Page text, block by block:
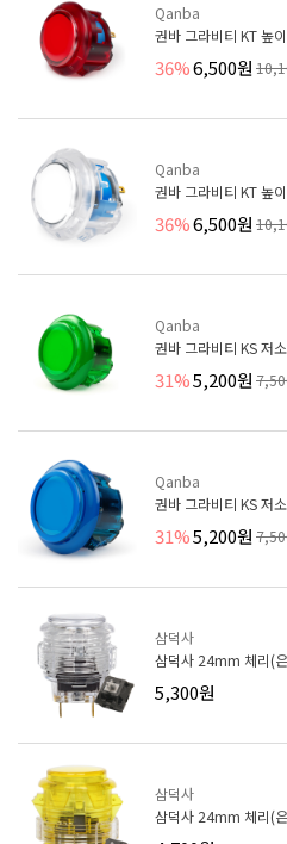
Qanba
권바 그라비티 KT 높
36%6,500원
Qanba
권바 그라비티 KT 높
36%6,500원
Qanba
권바 그라비티 KS 저
31%5,200원
Qanba
권바 그라비티 KS 저
31%5,200원
삼덕사
삼덕사 24mm 체리(
5,300원
삼덕사
삼덕사 24mm 체리(